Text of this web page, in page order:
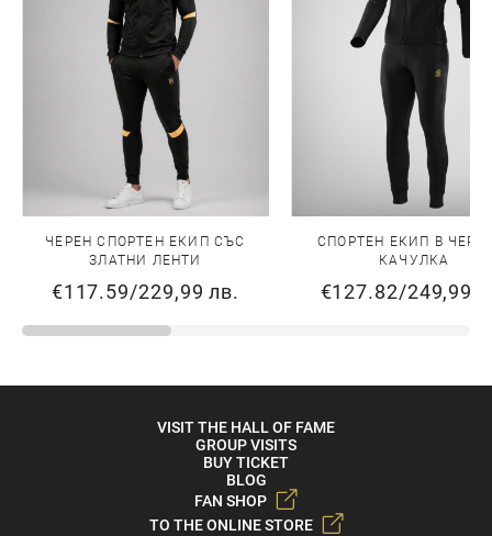
ЧЕРЕН СПОРТЕН ЕКИП СЪС
ЗЛАТНИ ЛЕНТИ
€117.59/229,99 лв.
СПОРТЕН ЕКИП В
КАЧУЛКА
€127.82/249,99
VISIT THE HALL OF FAME
GROUP VISITS
BUY TICKET
BLOG
FAN SHOP
TO THE ONLINE STORE